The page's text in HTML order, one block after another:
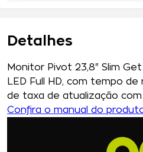
Detalhes